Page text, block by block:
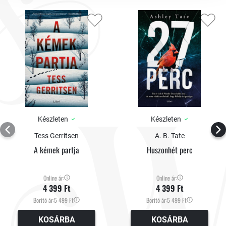
Készleten
Tess Gerritsen
A kémek partja
Online ár:
4 399 Ft
Borító ár:5 499 Ft
KOSÁRBA
Készleten
A. B. Tate
Huszonhét perc
Online ár:
4 399 Ft
Borító ár:5 499 Ft
KOSÁRBA